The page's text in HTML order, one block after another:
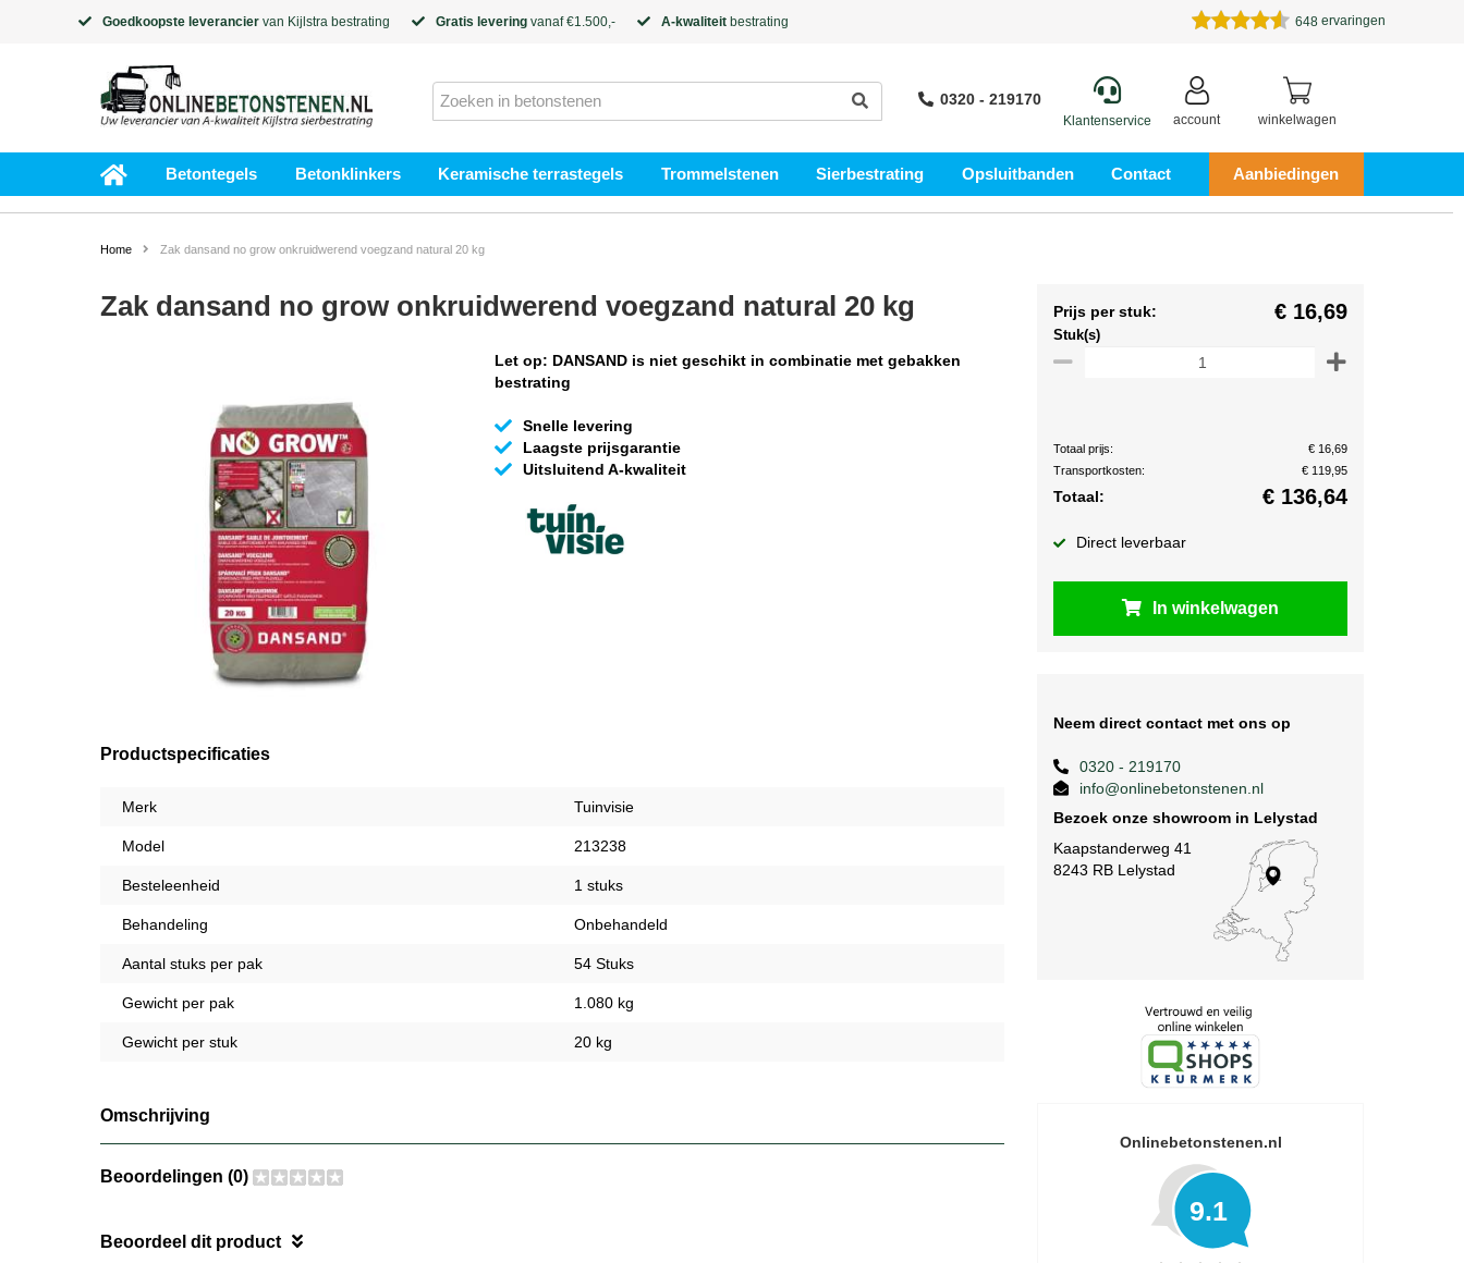
Goedkoopste leverancier van Kijlstra bestrating Gratis levering vanaf €1.500,- A-kwaliteit bestrating 648 ervaringen
0320 - 219170
Klantenservice account winkelwagen
Betontegels Betonklinkers Keramische terrastegels Trommelstenen Sierbestrating Opsluitbanden Contact Aanbiedingen
Home Zak dansand no grow onkruidwerend voegzand natural 20 kg
Zak dansand no grow onkruidwerend voegzand natural 20 kg
Let op: DANSAND is niet geschikt in combinatie met gebakken
bestrating
Snelle levering
Laagste prijsgarantie
Uitsluitend A-kwaliteit
Productspecificaties
Merk Tuinvisie
Model 213238
Besteleenheid 1 stuks
Behandeling Onbehandeld
Aantal stuks per pak 54 Stuks
Gewicht per pak 1.080 kg
Gewicht per stuk 20 kg
Omschrijving
Beoordelingen (0)
Beoordeel dit product
Prijs per stuk: € 16,69
Stuk(s)
Totaal prijs:
€ 16,69
Transportkosten:
€ 119,95
Totaal: € 136,64
Direct leverbaar
In winkelwagen
Neem direct contact met ons op
0320 - 219170
info@onlinebetonstenen.nl
Bezoek onze showroom in Lelystad
Kaapstanderweg 41
8243 RB Lelystad
Onlinebetonstenen.nl
9.1